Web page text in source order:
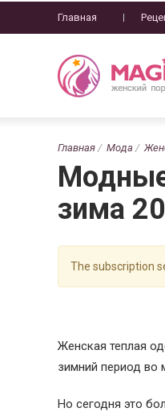
Главная
Главная Мода
зима
The subscription
Женская теплая
зимний период во
Но сегодня это